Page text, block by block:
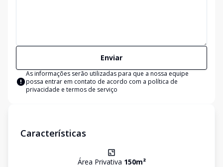
Enviar
As informações serão utilizadas para que a nossa equipe
possa entrar em contato de acordo com a política de
privacidade e termos de serviço
Características
Área Privativa 150m²